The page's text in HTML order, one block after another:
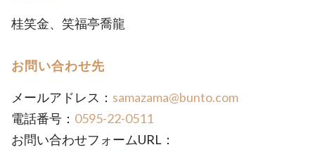
桂笑金、笑福亭喬龍
お問い合わせ先
メールアドレス： samazama@bunto.com
電話番号： 0595-22-0511
お問い合わせフォームURL：